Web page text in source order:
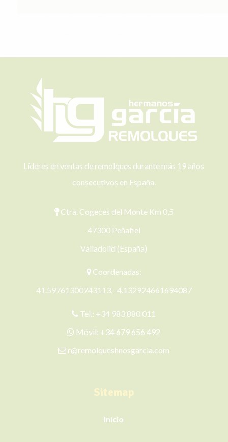
Líderes en ventas de remolques durante más 19 años
consecutivos en España.
Ctra. Cogeces del Monte Km 0,5
47300 Peñafiel
Valladolid (España)
Coordenadas:
41.59761300743113, -4.132924661694087
Tel.: +34 983 880 011
Móvil: +34 679 656 492
r@remolqueshnosgarcia.com
Sitemap
Inicio